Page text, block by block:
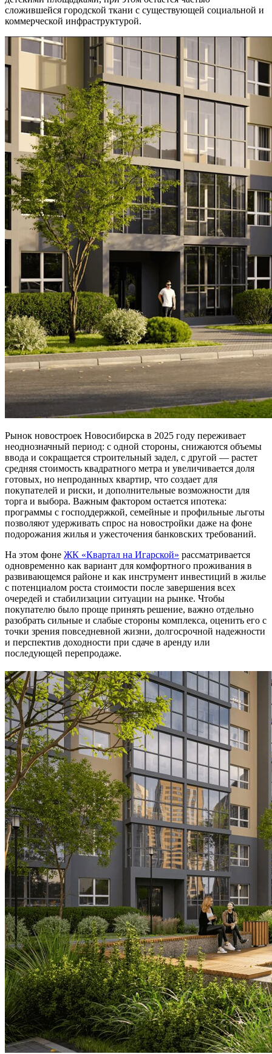
сложившейся городской ткани с существующей социальной и
коммерческой инфраструктурой.
Рынок новостроек Новосибирска в 2025 году переживает
неоднозначный период: с одной стороны, снижаются объемы
ввода и сокращается строительный задел, с другой — растет
средняя стоимость квадратного метра и увеличивается доля
готовых, но непроданных квартир, что создает для
покупателей и риски, и дополнительные возможности для
торга и выбора. Важным фактором остается ипотека:
программы с господдержкой, семейные и профильные льготы
позволяют удерживать спрос на новостройки даже на фоне
подорожания жилья и ужесточения банковских требований.
На этом фоне ЖК «Квартал на Игарской» рассматривается
одновременно как вариант для комфортного проживания в
развивающемся районе и как инструмент инвестиций в жилье
с потенциалом роста стоимости после завершения всех
очередей и стабилизации ситуации на рынке. Чтобы
покупателю было проще принять решение, важно отдельно
разобрать сильные и слабые стороны комплекса, оценить его с
точки зрения повседневной жизни, долгосрочной надежности
и перспектив доходности при сдаче в аренду или
последующей перепродаже.